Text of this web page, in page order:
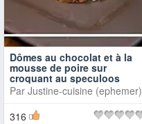
Dômes au chocolat et à la
mousse de poire sur
croquant au speculoos
Par Justine-cuisine (ephemer)
316